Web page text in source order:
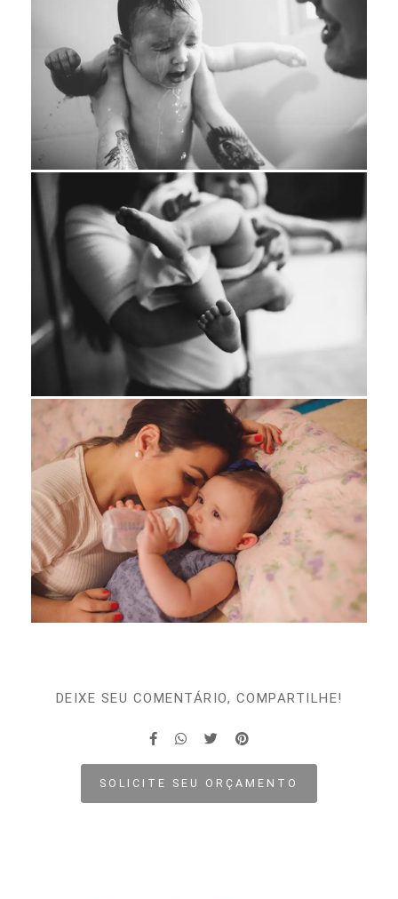
DEIXE SEU COMENTÁRIO, COMPARTILHE!
SOLICITE SEU ORÇAMENTO